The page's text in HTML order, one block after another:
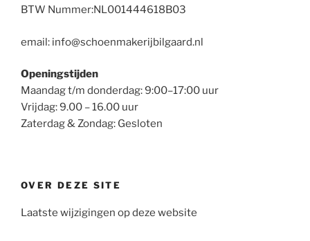
BTW Nummer:NL001444618B03
email: info@schoenmakerijbilgaard.nl
Openingstijden
Maandag t/m donderdag: 9:00–17:00 uur
Vrijdag: 9.00 – 16.00 uur
Zaterdag & Zondag: Gesloten
OVER DEZE SITE
Laatste wijzigingen op deze website